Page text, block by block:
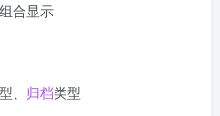
合显示
、 归档类型